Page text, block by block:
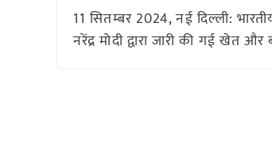
11 सितम्बर 2024, नई दिल्ली:
नरेंद्र मोदी द्वारा जारी की गई खेत